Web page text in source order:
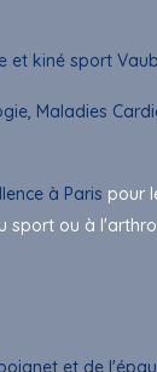
et kiné sport
Maladies
à Paris pour
sport ou à
et de